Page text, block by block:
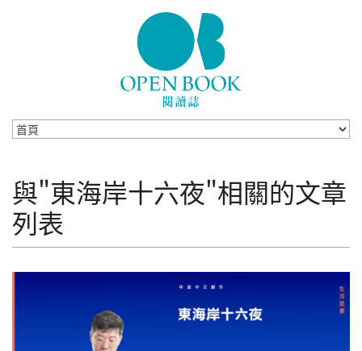
與"東海岸十六夜"相關的文章
列表